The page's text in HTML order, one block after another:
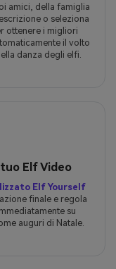
amici, della famiglia
o seleziona
ottenere i migliori
il volto
danza degli elfi.
Elf Video
Elf Yourself
finale e regola
su
auguri di Natale.